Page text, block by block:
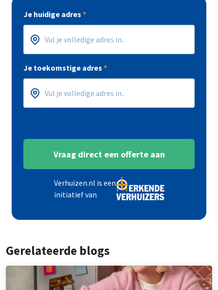
Je huidige adres *
Postcode*
Huisnummer*
Je toekomstige adres *
Vraag direct een offerte aan
Verhuizen.nl is een
initiatief van
Gerelateerde blogs